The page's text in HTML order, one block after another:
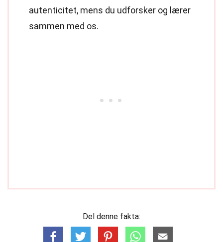
autenticitet, mens du udforsker og lærer
sammen med os.
Del denne fakta: